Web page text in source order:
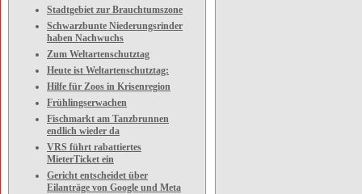
Stadtgebiet zur Brauchtumszone
Schwarzbunte Niederungsrinder
haben Nachwuchs
Zum Weltartenschutztag
Heute ist Weltartenschutztag:
Hilfe für Zoos in Krisenregion
Frühlingserwachen
Fischmarkt am Tanzbrunnen
endlich wieder da
VRS führt rabattiertes
MieterTicket ein
Gericht entscheidet über
Eilanträge von Google und Meta